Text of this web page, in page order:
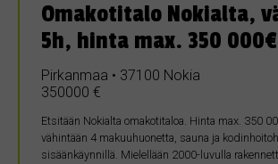
Omakotitalo Nokialta,
5h, hinta max. 350 000€
Pirkanmaa • 37100 Nokia
350000 €
Etsitään Nokialta omakotitaloa. Hinta max. 350
vähintään 4 makuuhuonetta, sauna ja
sisäänkäynnillä. Mielellään 2000-luvulla